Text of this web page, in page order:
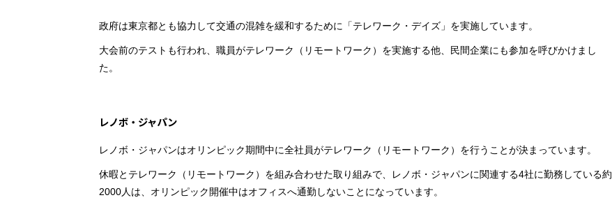
政府は東京都とも協力して交通の混雑を緩和するために「テレワーク・デイズ」を実施しています。
大会前のテストも行われ、職員がテレワーク（リモートワーク）を実施する他、民間企業にも参加を呼びかけまし
た。
レノボ・ジャパン
レノボ・ジャパンはオリンピック期間中に全社員がテレワーク（リモートワーク）を行うことが決まっています。
休暇とテレワーク（リモートワーク）を組み合わせた取り組みで、レノボ・ジャパンに関連する4社に勤務している約
2000人は、オリンピック開催中はオフィスへ通勤しないことになっています。